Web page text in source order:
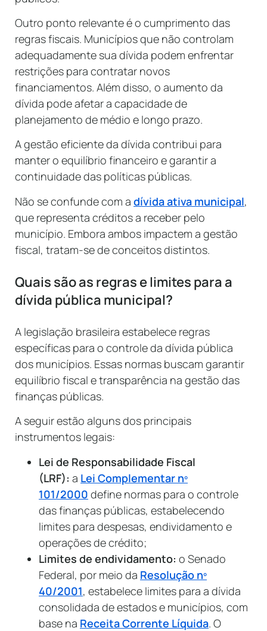
Outro ponto relevante é o cumprimento das
regras fiscais. Municípios que não controlam
adequadamente sua dívida podem enfrentar
restrições para contratar novos
financiamentos. Além disso, o aumento da
dívida pode afetar a capacidade de
planejamento de médio e longo prazo.
A gestão eficiente da dívida contribui para
manter o equilíbrio financeiro e garantir a
continuidade das políticas públicas.
Não se confunde com a dívida ativa municipal,
que representa créditos a receber pelo
município. Embora ambos impactem a gestão
fiscal, tratam-se de conceitos distintos.
Quais são as regras e limites para a
dívida pública municipal?
A legislação brasileira estabelece regras
específicas para o controle da dívida pública
dos municípios. Essas normas buscam garantir
equilíbrio fiscal e transparência na gestão das
finanças públicas.
A seguir estão alguns dos principais
instrumentos legais:
Lei de Responsabilidade Fiscal
(LRF): a Lei Complementar nº
101/2000 define normas para o controle
das finanças públicas, estabelecendo
limites para despesas, endividamento e
operações de crédito;
Limites de endividamento: o Senado
Federal, por meio da Resolução nº
40/2001, estabelece limites para a dívida
consolidada de estados e municípios, com
base na Receita Corrente Líquida. O